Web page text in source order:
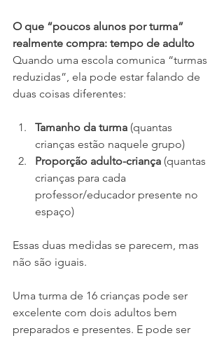
O que “poucos alunos por turma”
realmente compra: tempo de adulto
Quando uma escola comunica “turmas
reduzidas”, ela pode estar falando de
duas coisas diferentes:
Tamanho da turma (quantas
crianças estão naquele grupo)
Proporção adulto-criança (quantas
crianças para cada
professor/educador presente no
espaço)
Essas duas medidas se parecem, mas
não são iguais.
Uma turma de 16 crianças pode ser
excelente com dois adultos bem
preparados e presentes. E pode ser